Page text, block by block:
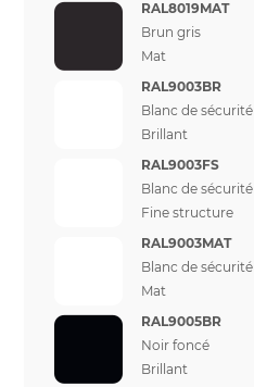
RAL8019MAT
Brun gris
Mat
RAL9003BR
Blanc de sécurité
Brillant
RAL9003FS
Blanc de sécurité
Fine structure
RAL9003MAT
Blanc de sécurité
Mat
RAL9005BR
Noir foncé
Brillant